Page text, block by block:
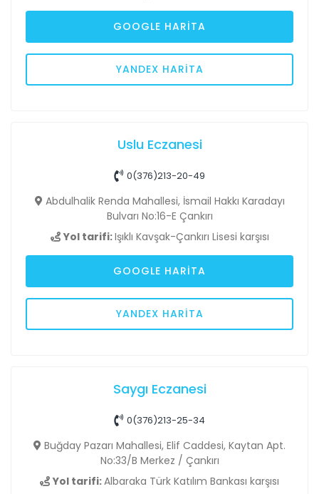
GOOGLE HARITA
YANDEX HARITA
Uslu Eczanesi
0(376)213-20-49
Abdulhalik Renda Mahallesi, İsmail Hakkı Karadayı
Bulvarı No:16-E Çankırı
Yol tarifi:Işıklı Kavşak-Çankırı Lisesi karşısı
GOOGLE HARITA
YANDEX HARITA
Saygı Eczanesi
0(376)213-25-34
Buğday Pazarı Mahallesi, Elif Caddesi, Kaytan Apt.
No:33/B Merkez / Çankırı
Yol tarifi:Albaraka Türk Katılım Bankası karşısı